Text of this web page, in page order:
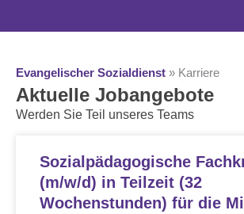
Evangelischer Sozialdienst » Karriere
Aktuelle Jobangebote
Werden Sie Teil unseres Teams
Sozialpädagogische
(m/w/d) in Teilzeit (32
Wochenstunden) für die